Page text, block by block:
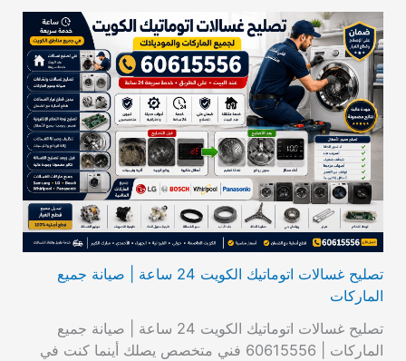
تصليح غسالات اتوماتيك الكويت 24 ساعة | صيانة جميع
الماركات
تصليح غسالات اتوماتيك الكويت 24 ساعة | صيانة جميع
الماركات | 60615556 فني متخصص يصلك أينما كنت في